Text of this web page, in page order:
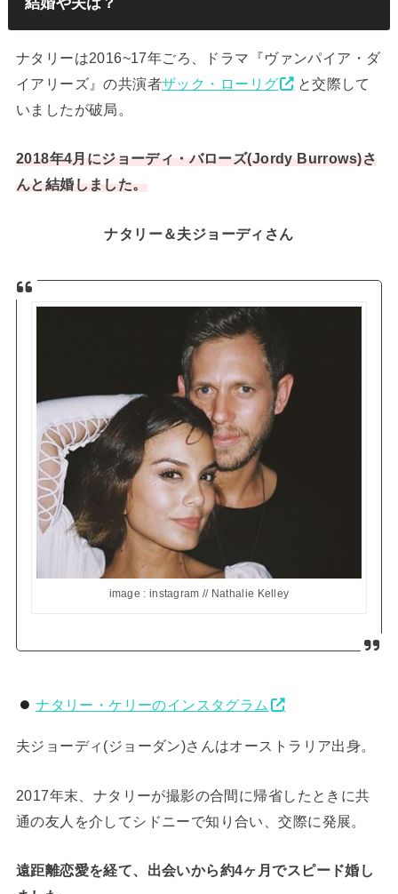
ナタリーは2016~17年ごろ、ドラマ『ヴァンパイア・ダ
イアリーズ』の共演者ザック・ローリグ
と交際して
いましたが破局。
2018年4月にジョーディ・バローズ(Jordy Burrows)さ
んと結婚しました。
ナタリー＆夫ジョーディさん
image : instagram // Nathalie Kelley
ナタリー・ケリーのインスタグラム
夫ジョーディ(ジョーダン)さんはオーストラリア出身。
2017年末、ナタリーが撮影の合間に帰省したときに共
通の友人を介してシドニーで知り合い、交際に発展。
遠距離恋愛を経て、出会いから約4ヶ月でスピード婚し